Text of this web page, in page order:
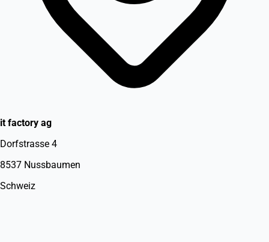
it factory ag
Dorfstrasse 4
8537 Nussbaumen
Schweiz